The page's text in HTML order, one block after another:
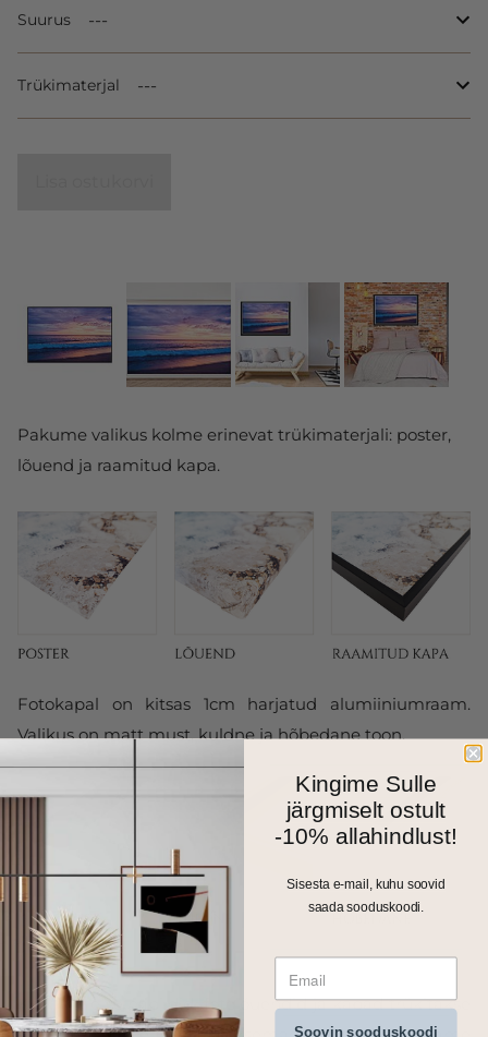
Pakume valikus kolme erinevat trükimaterjali: poster,
lõuend ja raamitud kapa.
Fotokapal on kitsas 1cm harjatud alumiiniumraam.
Valikus on matt must, kuldne ja hõbedane toon.
Suurus
Trükimaterjal
Kõik meie seinapildid, fotolõuendid ja kapad trükitakse
Kingime Sulle
järgmiselt ostult
-10% allahindlust!
Sisesta e-mail, kuhu soovid
saada sooduskoodi.
Soovin sooduskoodi